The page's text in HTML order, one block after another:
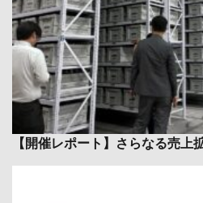
【開催レポート】さらなる売上